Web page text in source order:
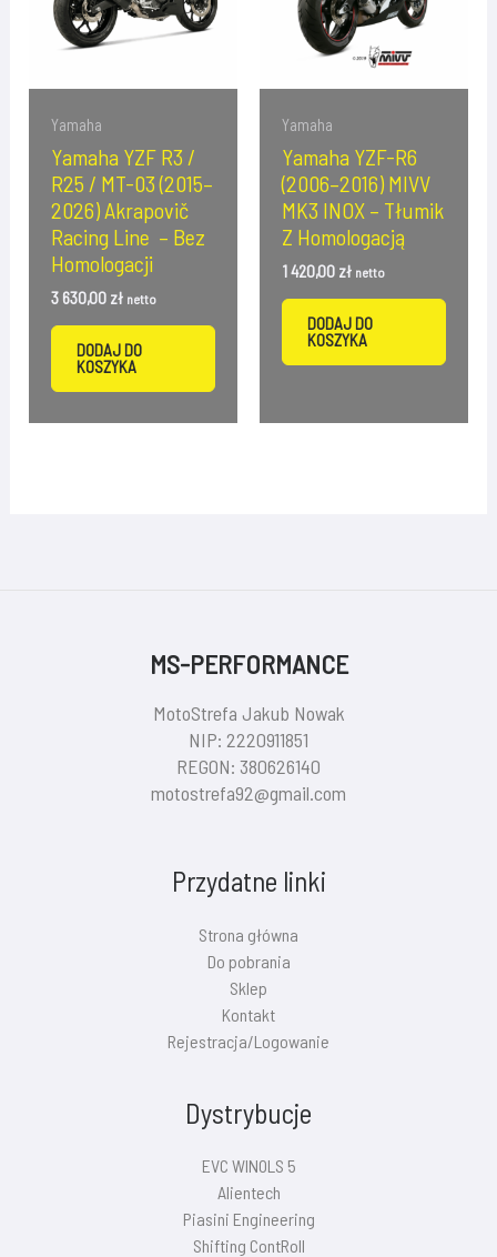
Yamaha
Yamaha YZF R3 /
R25 / MT-03 (2015–
2026) Akrapovič
Racing Line – Bez
Homologacji
3 630,00 zł netto
DODAJ DO
KOSZYKA
Yamaha
Yamaha YZF-R6
(2006–2016) MIVV
MK3 INOX – Tłumik
Z Homologacją
1 420,00 zł netto
DODAJ DO
KOSZYKA
MS-PERFORMANCE
MotoStrefa Jakub Nowak
NIP: 2220911851
REGON: 380626140
motostrefa92@gmail.com
Przydatne linki
Strona główna
Do pobrania
Sklep
Kontakt
Rejestracja/Logowanie
Dystrybucje
EVC WINOLS 5
Alientech
Piasini Engineering
Shifting ContRoll